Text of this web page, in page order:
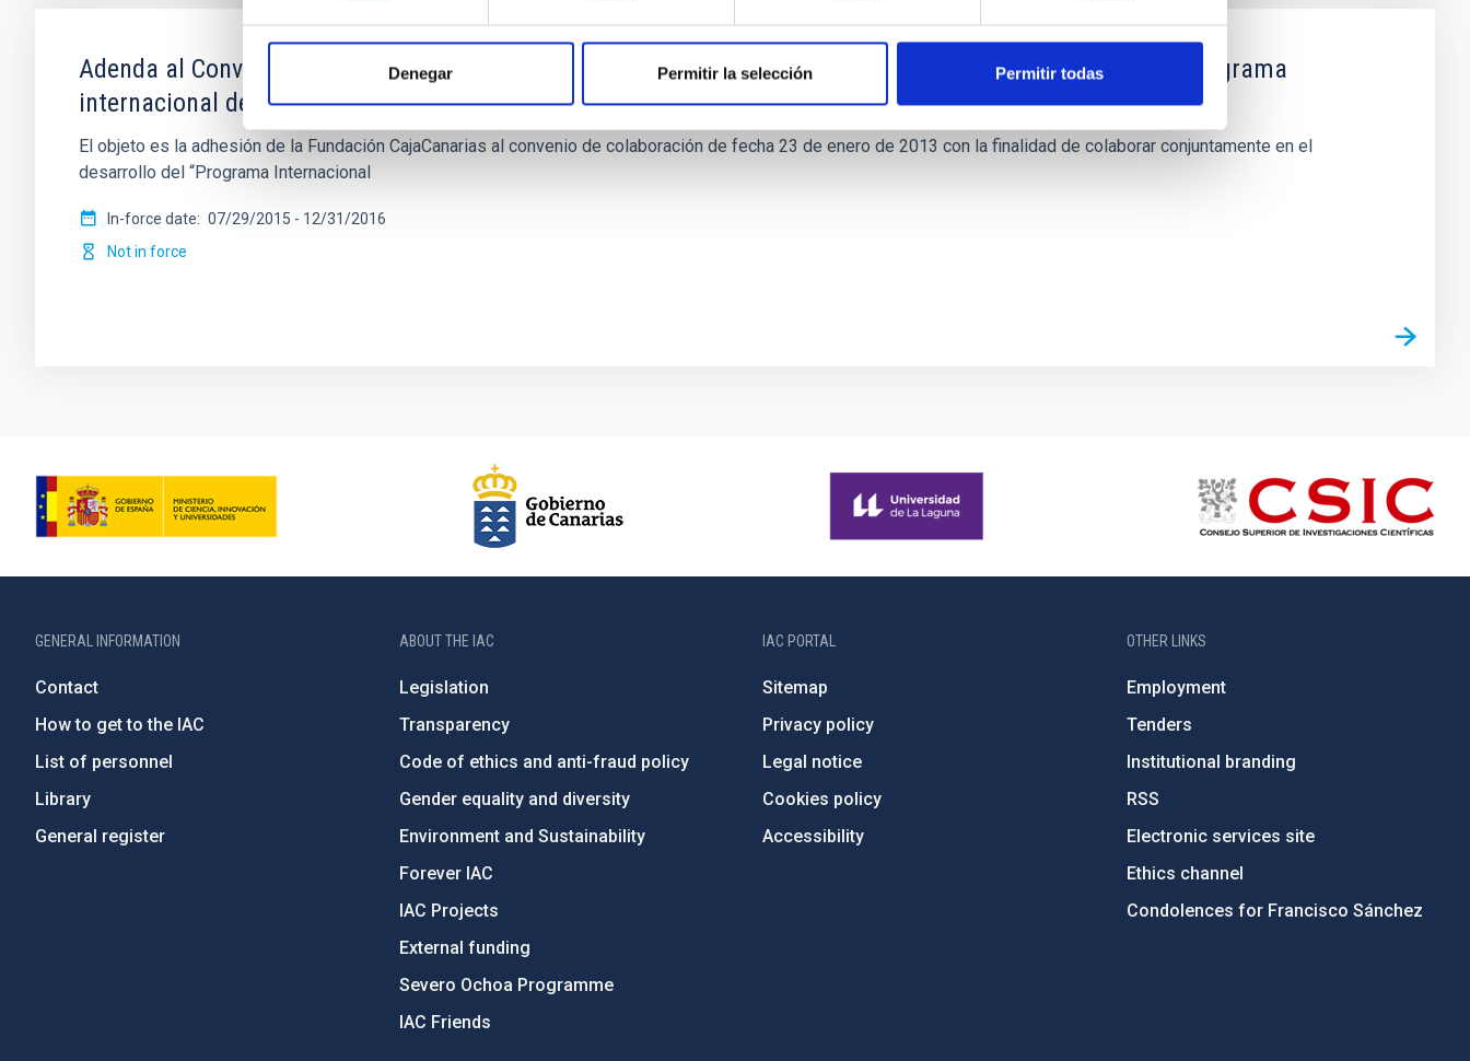
Denegar Permitir la selección Permitir todas
Adenda al Convenio de colaboración entre el IAC, Fundación CajaCanarias y Fundación La Caixa para el programa
internacional de Becas de Doctorado
El objeto es la adhesión de la Fundación CajaCanarias al convenio de colaboración de fecha 23 de enero de 2013 con la finalidad de colaborar conjuntamente en el
desarrollo del “Programa Internacional
In-force date 07/29/2015 - 12/31/2016
Not in force
GENERAL INFORMATION
Contact
How to get to the IAC
List of personnel
Library
General register
ABOUT THE IAC
Legislation
Transparency
Code of ethics and anti-fraud policy
Gender equality and diversity
Environment and Sustainability
Forever IAC
IAC Projects
External funding
Severo Ochoa Programme
IAC Friends
IAC PORTAL
Sitemap
Privacy policy
Legal notice
Cookies policy
Accessibility
OTHER LINKS
Employment
Tenders
Institutional branding
RSS
Electronic services site
Ethics channel
Condolences for Francisco Sánchez